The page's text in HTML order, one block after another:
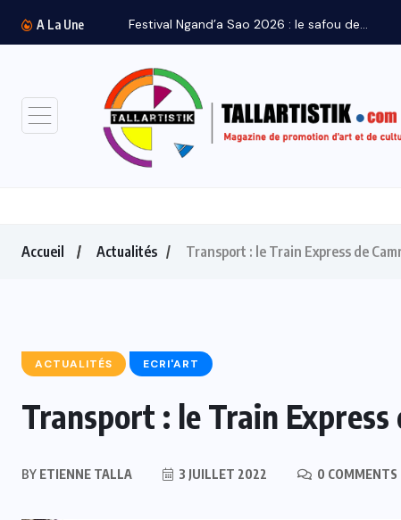
A La Une
Accueil Actualités Transport : le Train Express de
ACTUALITÉS ECRI'ART
Transport : le Train Express
BY ETIENNE TALLA 3 JUILLET 2022 0 COMMENTS